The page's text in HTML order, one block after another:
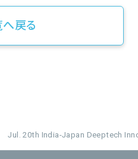
戻る
Jul. 20th India-Japan Deeptech